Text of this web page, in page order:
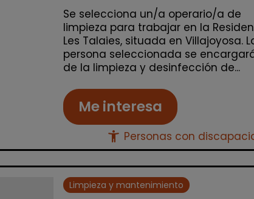
Se selecciona un/a operario/a de
limpieza para trabajar en la
Les Talaies, situada en Villajoyosa.
persona seleccionada se
de la limpieza y desinfección de...
Me interesa
accessibility_new Personas con
Limpieza y mantenimiento